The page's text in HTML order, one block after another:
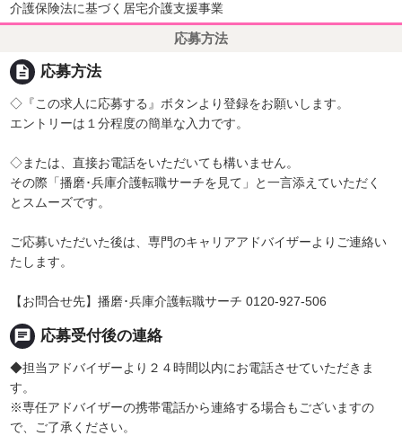
介護保険法に基づく居宅介護支援事業
応募方法
description 応募方法
◇『この求人に応募する』ボタンより登録をお願いします。
エントリーは１分程度の簡単な入力です。
◇または、直接お電話をいただいても構いません。
その際「播磨･兵庫介護転職サーチを見て」と一言添えていただく
とスムーズです。
ご応募いただいた後は、専門のキャリアアドバイザーよりご連絡い
たします。
【お問合せ先】播磨･兵庫介護転職サーチ 0120-927-506
chat 応募受付後の連絡
◆担当アドバイザーより２４時間以内にお電話させていただきま
す。
※専任アドバイザーの携帯電話から連絡する場合もございますの
で、ご了承ください。